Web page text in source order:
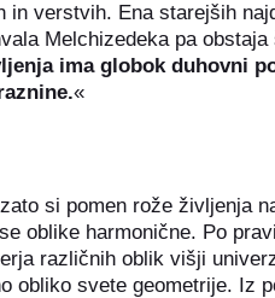
verstvih. Ena starejših
Melchizedeka pa
ima globok duhovni
«
si pomen rože življenja
oblike harmonične. Po
različnih oblik višji
obliko svete geometrije. Iz